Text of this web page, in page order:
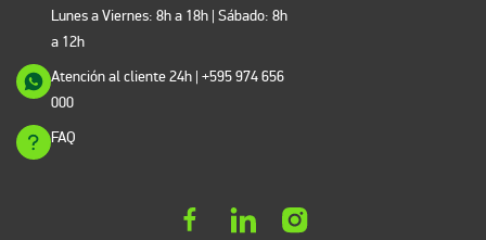
Lunes a Viernes: 8h a 18h | Sábado: 8h
a 12h
Atención al cliente 24h | +595 974 656
000
FAQ